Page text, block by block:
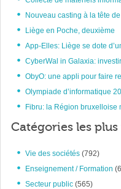
Nouveau casting à la tête
Liège en Poche, deuxième
App-Elles: Liège se dote
CyberWal in Galaxia:
ObyO: une appli pour faire
Olympiade d’informatique
Fibru: la Région bruxelloise
Catégories les
Vie des sociétés (792)
Enseignement / Formation
Secteur public (565)